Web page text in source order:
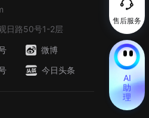
售后服务
AI
助
理
日路50号1-2层
微博
今日头条